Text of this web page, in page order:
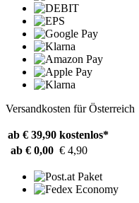
Versandkosten für Österreich
ab € 39,90 kostenlos*
ab € 0,00 € 4,90